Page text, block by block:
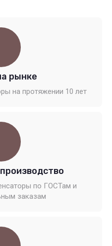
рынке
на протяжении 10 лет
по ГОСТам и
заказам